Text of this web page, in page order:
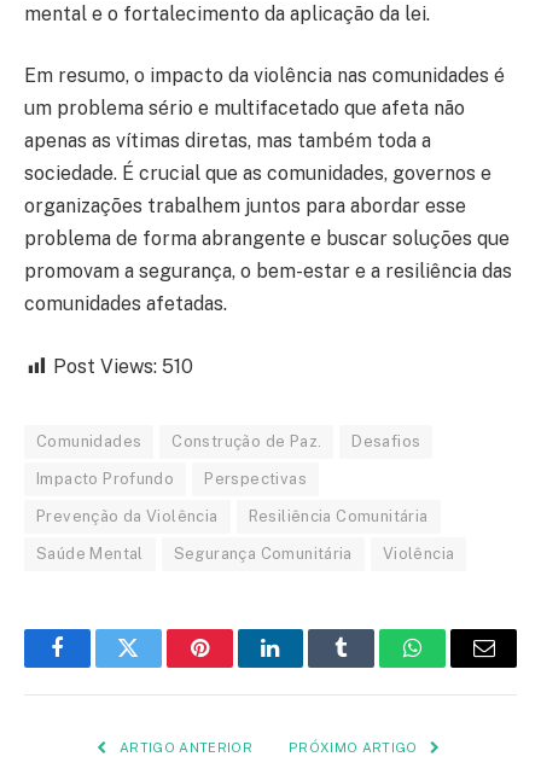
mental e o fortalecimento da aplicação da lei.
Em resumo, o impacto da violência nas comunidades é
um problema sério e multifacetado que afeta não
apenas as vítimas diretas, mas também toda a
sociedade. É crucial que as comunidades, governos e
organizações trabalhem juntos para abordar esse
problema de forma abrangente e buscar soluções que
promovam a segurança, o bem-estar e a resiliência das
comunidades afetadas.
Post Views: 510
Comunidades Construção de Paz. Desafios
Impacto Profundo Perspectivas
Prevenção da Violência Resiliência Comunitária
Saúde Mental Segurança Comunitária Violência
FacebookTwitter PinterestLinkedInTumblr WhatsAppEmail
ARTIGO ANTERIOR PRÓXIMO ARTIGO